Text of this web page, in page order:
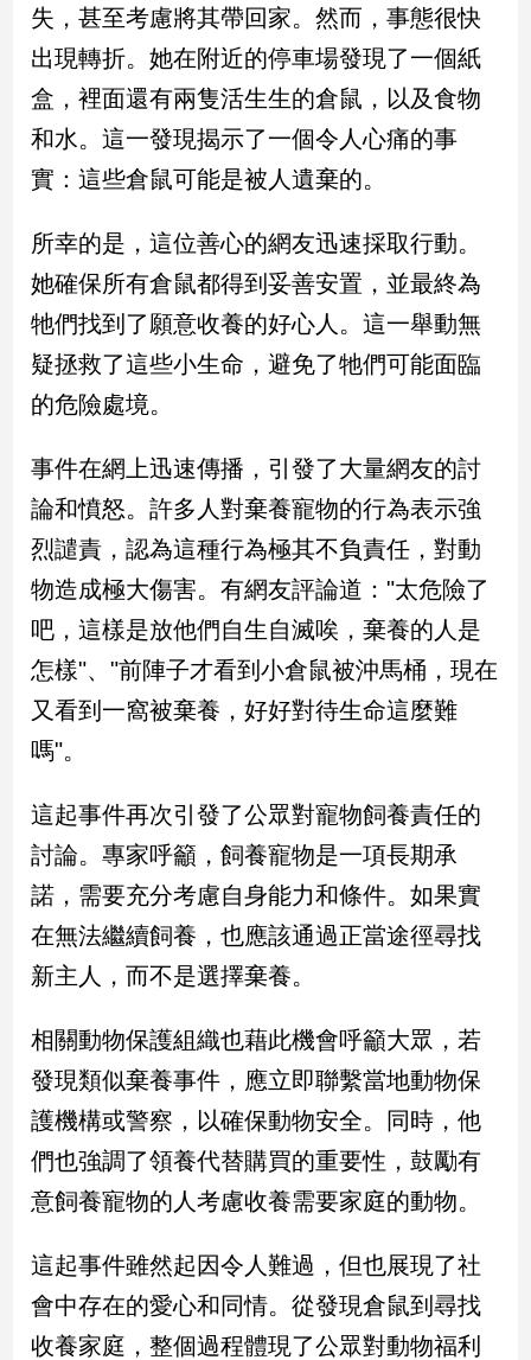
民
國
會
焦
點
觀
點
兩
國
際
會/
地
方
新
病
毒
專
區
南
灣
觀
點
南
灣
點
娛
樂
娛
星
聞
流
行/
失，甚至考慮將其帶回家。然而，事態很快
出現轉折。她在附近的停車場發現了一個紙
盒，裡面還有兩隻活生生的倉鼠，以及食物
和水。這一發現揭示了一個令人心痛的事
實：這些倉鼠可能是被人遺棄的。
所幸的是，這位善心的網友迅速採取行動。
她確保所有倉鼠都得到妥善安置，並最終為
牠們找到了願意收養的好心人。這一舉動無
疑拯救了這些小生命，避免了牠們可能面臨
的危險處境。
事件在網上迅速傳播，引發了大量網友的討
論和憤怒。許多人對棄養寵物的行為表示強
烈譴責，認為這種行為極其不負責任，對動
物造成極大傷害。有網友評論道："太危險了
吧，這樣是放他們自生自滅唉，棄養的人是
怎樣"、"前陣子才看到小倉鼠被沖馬桶，現在
又看到一窩被棄養，好好對待生命這麼難
嗎"。
這起事件再次引發了公眾對寵物飼養責任的
討論。專家呼籲，飼養寵物是一項長期承
諾，需要充分考慮自身能力和條件。如果實
在無法繼續飼養，也應該通過正當途徑尋找
新主人，而不是選擇棄養。
相關動物保護組織也藉此機會呼籲大眾，若
發現類似棄養事件，應立即聯繫當地動物保
護機構或警察，以確保動物安全。同時，他
們也強調了領養代替購買的重要性，鼓勵有
意飼養寵物的人考慮收養需要家庭的動物。
這起事件雖然起因令人難過，但也展現了社
會中存在的愛心和同情。從發現倉鼠到尋找
收養家庭，整個過程體現了公眾對動物福利